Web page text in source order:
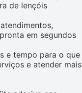
de lençóis
em segundos
e tempo para o que
e atender mais